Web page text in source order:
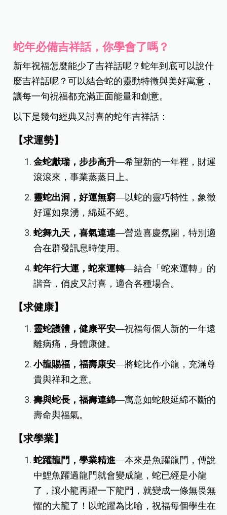
蛇年必備吉祥話，你學會了嗎？
新年祝福怎麼能少了吉祥話呢？蛇年到底可以說什
麼吉祥話呢？可以結合蛇的靈動特徵與美好寓意，
讓每一句祝福都充滿正面能量和創意。
以下是幾句經典又討喜的蛇年吉祥話：
【求運勢】
金蛇獻瑞，步步高升—希望新的一年裡，財運
滾滾來，事業蒸蒸日上。
靈蛇出洞，好運無窮—以蛇的靈巧特性，象徵
好運如泉湧，綿延不絕。
蛇舞九天，喜氣連連—營造喜慶氛圍，特別適
合在群發訊息時使用。
蛇年行大運，蛇來運轉—結合「蛇來運轉」的
諧音，俏皮又討喜，適合各種場合。
【求健康】
靈蛇護體，健康平安—祝福每個人新的一年遠
離病痛，身體康健。
小龍賜福，福壽康安—將蛇比作小龍，充滿尊
貴與祥和之意。
壽與蛇長，福壽連綿—寓意如蛇般延綿不斷的
壽命與福氣。
【求學業】
蛇躍龍門，學業精進—本來是魚躍龍門，傳說
中鯉魚躍過龍門就會變成龍，蛇已經是小龍
了，讓小龍再躍一下龍門，就變成一條無畏無
懼的大龍了！以蛇躍為比喻，祝福每個學生在